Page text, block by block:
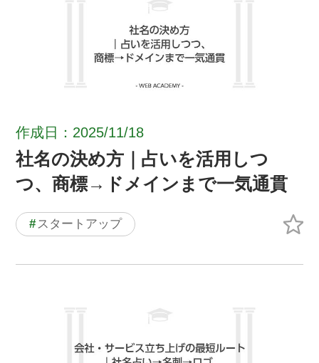
作成日：2025/11/18
社名の決め方｜占いを活用しつ
つ、商標→ドメインまで一気通貫
#スタートアップ